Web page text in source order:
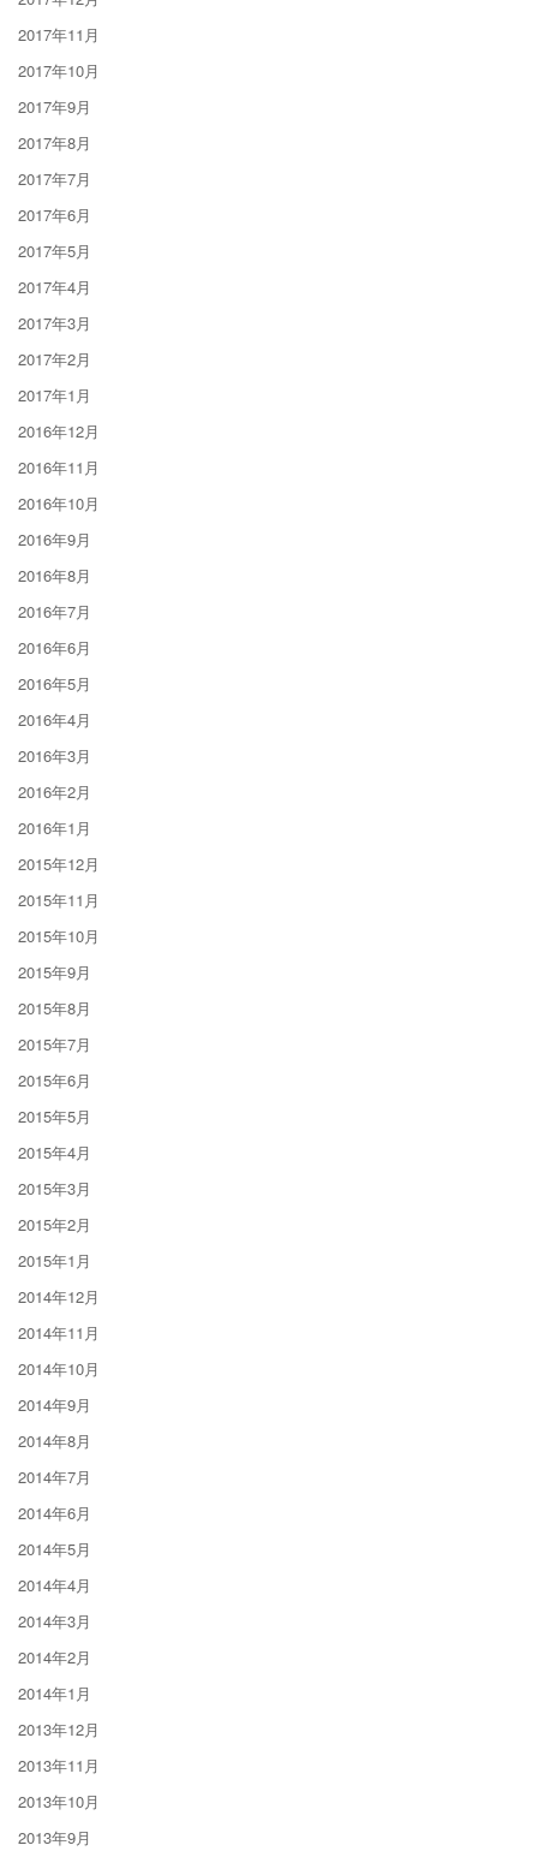
2017年11月
2017年10月
2017年9月
2017年8月
2017年7月
2017年6月
2017年5月
2017年4月
2017年3月
2017年2月
2017年1月
2016年12月
2016年11月
2016年10月
2016年9月
2016年8月
2016年7月
2016年6月
2016年5月
2016年4月
2016年3月
2016年2月
2016年1月
2015年12月
2015年11月
2015年10月
2015年9月
2015年8月
2015年7月
2015年6月
2015年5月
2015年4月
2015年3月
2015年2月
2015年1月
2014年12月
2014年11月
2014年10月
2014年9月
2014年8月
2014年7月
2014年6月
2014年5月
2014年4月
2014年3月
2014年2月
2014年1月
2013年12月
2013年11月
2013年10月
2013年9月